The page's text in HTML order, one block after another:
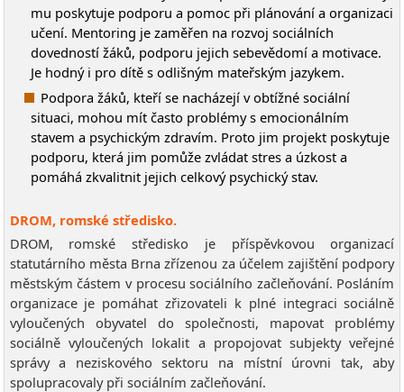
mu poskytuje podporu a pomoc při plánování a organizaci
učení. Mentoring je zaměřen na rozvoj sociálních
dovedností žáků, podporu jejich sebevědomí a motivace.
Je hodný i pro dítě s odlišným mateřským jazykem.
Podpora žáků, kteří se nacházejí v obtížné sociální
situaci, mohou mít často problémy s emocionálním
stavem a psychickým zdravím. Proto jim projekt poskytuje
podporu, která jim pomůže zvládat stres a úzkost a
pomáhá zkvalitnit jejich celkový psychický stav.
DROM, romské středisko.
DROM, romské středisko je příspěvkovou organizací
statutárního města Brna zřízenou za účelem zajištění podpory
městským částem v procesu sociálního začleňování. Posláním
organizace je pomáhat zřizovateli k plné integraci sociálně
vyloučených obyvatel do společnosti, mapovat problémy
sociálně vyloučených lokalit a propojovat subjekty veřejné
správy a neziskového sektoru na místní úrovni tak, aby
spolupracovaly při sociálním začleňování.